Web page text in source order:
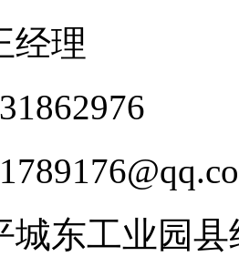
经理
城东工业园县